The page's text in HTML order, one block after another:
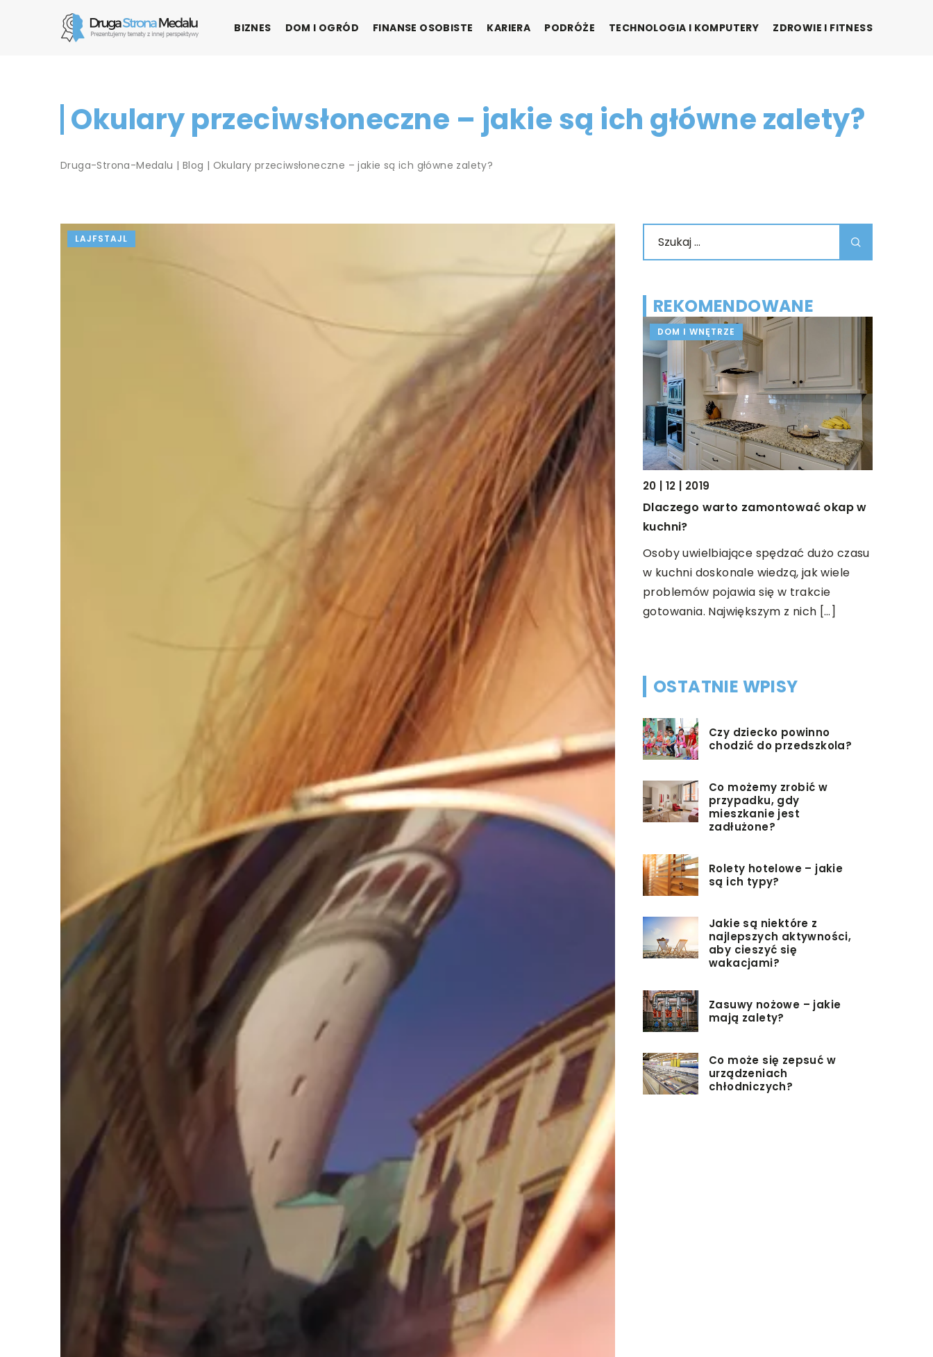
BIZNES DOM I OGRÓD FINANSE OSOBISTE KARIERA PODRÓŻE TECHNOLOGIA I KOMPUTERY ZDROWIE I FITNESS
Okulary przeciwsłoneczne – jakie są ich główne zalety?
Druga-Strona-Medalu | Blog | Okulary przeciwsłoneczne – jakie są ich główne zalety?
LAJFSTAJL
REKOMENDOWANE
Artystyczne wyszywanki – czy są dla
Twórcze spędzanie czasu staje się
społecznościowych wiele osób chwali
się własnymi wypiekami, makramą,
kwiatowymi kompozycjami, […]
DOM I WNĘTRZE
03 | 01 | 2022
Kupno domu z drugiej ręki – na co
zwrócić uwagę przed transakcją?
Zakup domu z rynku wtórnego wcale nie
należy do rzadkości. Na tego rodzaju
rozwiązanie decyduje się coraz więcej
osób. Warto […]
DOM I WNĘTRZE
20 | 12 | 2019
Dlaczego warto zamontować okap w
kuchni?
Osoby uwielbiające spędzać dużo czasu
w kuchni doskonale wiedzą, jak wiele
problemów pojawia się w trakcie
gotowania. Największym z nich […]
OSTATNIE WPISY
Czy dziecko powinno
chodzić do przedszkola?
Co możemy zrobić w
przypadku, gdy
mieszkanie jest
zadłużone?
Rolety hotelowe – jakie
są ich typy?
Jakie są niektóre z
najlepszych aktywności,
aby cieszyć się
wakacjami?
Zasuwy nożowe – jakie
mają zalety?
Co może się zepsuć w
urządzeniach
chłodniczych?